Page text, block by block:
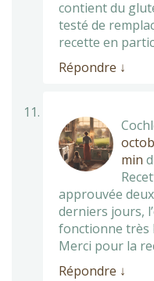
contient du
testé de
recette en
Répondre ↓
min
approuvée
derniers jours,
fonctionne très
Merci pour la
Répondre ↓